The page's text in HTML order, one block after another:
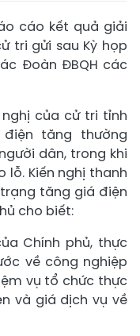
cáo kết quả giải
tri gửi sau Kỳ họp
Đoàn ĐBQH các
của cử tri tỉnh
tăng thường
dân, trong khi
Kiến nghị thanh
tăng giá điện
cho biết:
Chính phủ, thực
về công nghiệp
vụ tổ chức thực
và giá dịch vụ về